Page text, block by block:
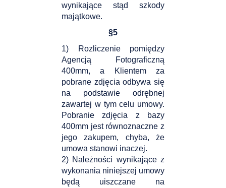
wynikające stąd szkody
majątkowe.
§5
1) Rozliczenie pomiędzy
Agencją Fotograficzną
400mm, a Klientem za
pobrane zdjęcia odbywa się
na podstawie odrębnej
zawartej w tym celu umowy.
Pobranie zdjęcia z bazy
400mm jest równoznaczne z
jego zakupem, chyba, że
umowa stanowi inaczej.
2) Należności wynikające z
wykonania niniejszej umowy
będą uiszczane na